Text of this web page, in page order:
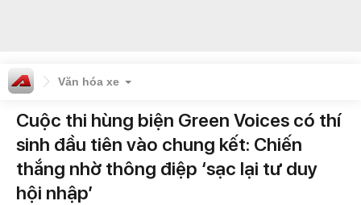
Văn hóa xe
Cuộc thi hùng biện Green Voices có thí
sinh đầu tiên vào chung kết: Chiến
thắng nhờ thông điệp ‘sạc lại tư duy
hội nhập’